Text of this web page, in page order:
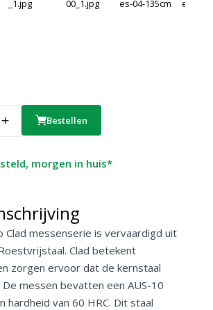
Bestellen
morgen in huis*
Clad messenserie is vervaardigd uit
Clad betekent
zorgen ervoor dat de kernstaal
messen bevatten een AUS-10
hardheid van 60 HRC. Dit staal